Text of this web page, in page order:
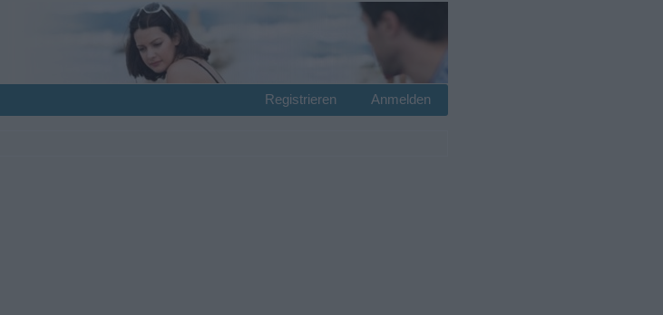
Anmelden
Registrieren